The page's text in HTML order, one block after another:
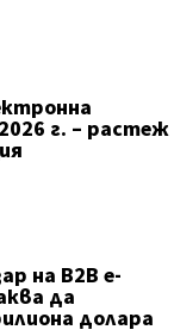
г. – растеж
на B2B е-
да
долара